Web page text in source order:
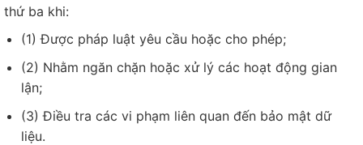
thứ ba khi:
(1) Được pháp luật yêu cầu hoặc cho phép;
(2) Nhằm ngăn chặn hoặc xử lý các hoạt động gian
lận;
(3) Điều tra các vi phạm liên quan đến bảo mật dữ
liệu.